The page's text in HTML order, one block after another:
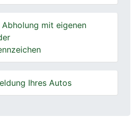
mit eigenen
Ihres Autos